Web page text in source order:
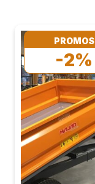
PROMOS
-2%